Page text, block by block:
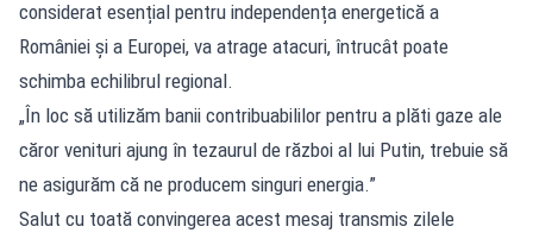
considerat esențial pentru independența energetică a
României și a Europei, va atrage atacuri, întrucât poate
schimba echilibrul regional.
„În loc să utilizăm banii contribuabililor pentru a plăti gaze ale
căror venituri ajung în tezaurul de război al lui Putin, trebuie să
ne asigurăm că ne producem singuri energia.”
Salut cu toată convingerea acest mesaj transmis zilele